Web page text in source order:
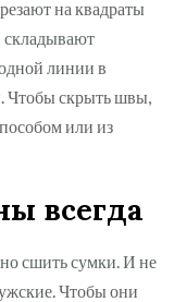
на квадраты
складывают
линии в
Чтобы скрыть швы,
или из
всегда
сшить сумки. И не
Чтобы они